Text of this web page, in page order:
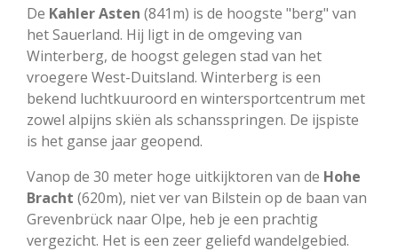
De Kahler Asten (841m) is de hoogste "berg" van
het Sauerland. Hij ligt in de omgeving van
Winterberg, de hoogst gelegen stad van het
vroegere West-Duitsland. Winterberg is een
bekend luchtkuuroord en wintersportcentrum met
zowel alpijns skiën als schansspringen. De ijspiste
is het ganse jaar geopend.
Vanop de 30 meter hoge uitkijktoren van de Hohe
Bracht (620m), niet ver van Bilstein op de baan van
Grevenbrück naar Olpe, heb je een prachtig
vergezicht. Het is een zeer geliefd wandelgebied.